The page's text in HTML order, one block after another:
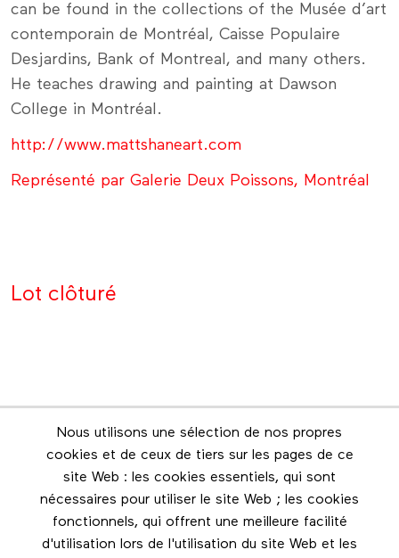
can be found in the collections of the Musée d’art
contemporain de Montréal, Caisse Populaire
Desjardins, Bank of Montreal, and many others.
He teaches drawing and painting at Dawson
College in Montréal.
http://www.mattshaneart.com
Représenté par Galerie Deux Poissons, Montréal
Lot clôturé
Nous utilisons une sélection de nos propres
cookies et de ceux de tiers sur les pages de ce
site Web : les cookies essentiels, qui sont
nécessaires pour utiliser le site Web ; les cookies
fonctionnels, qui offrent une meilleure facilité
d'utilisation lors de l'utilisation du site Web et les
Infolettre
Restez en contact grâce à l'infolettre
Footer menu
Les éditions Esse